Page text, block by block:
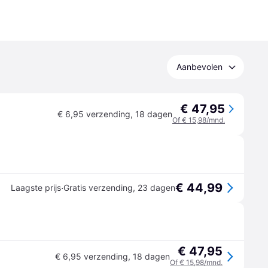
Aanbevolen
€ 6,95 verzending, 18 dagen € 47,95
Of € 15,98/mnd.
Laagste prijs·Gratis verzending, 23 dagen€ 44,99
€ 6,95 verzending, 18 dagen € 47,95
Of € 15,98/mnd.